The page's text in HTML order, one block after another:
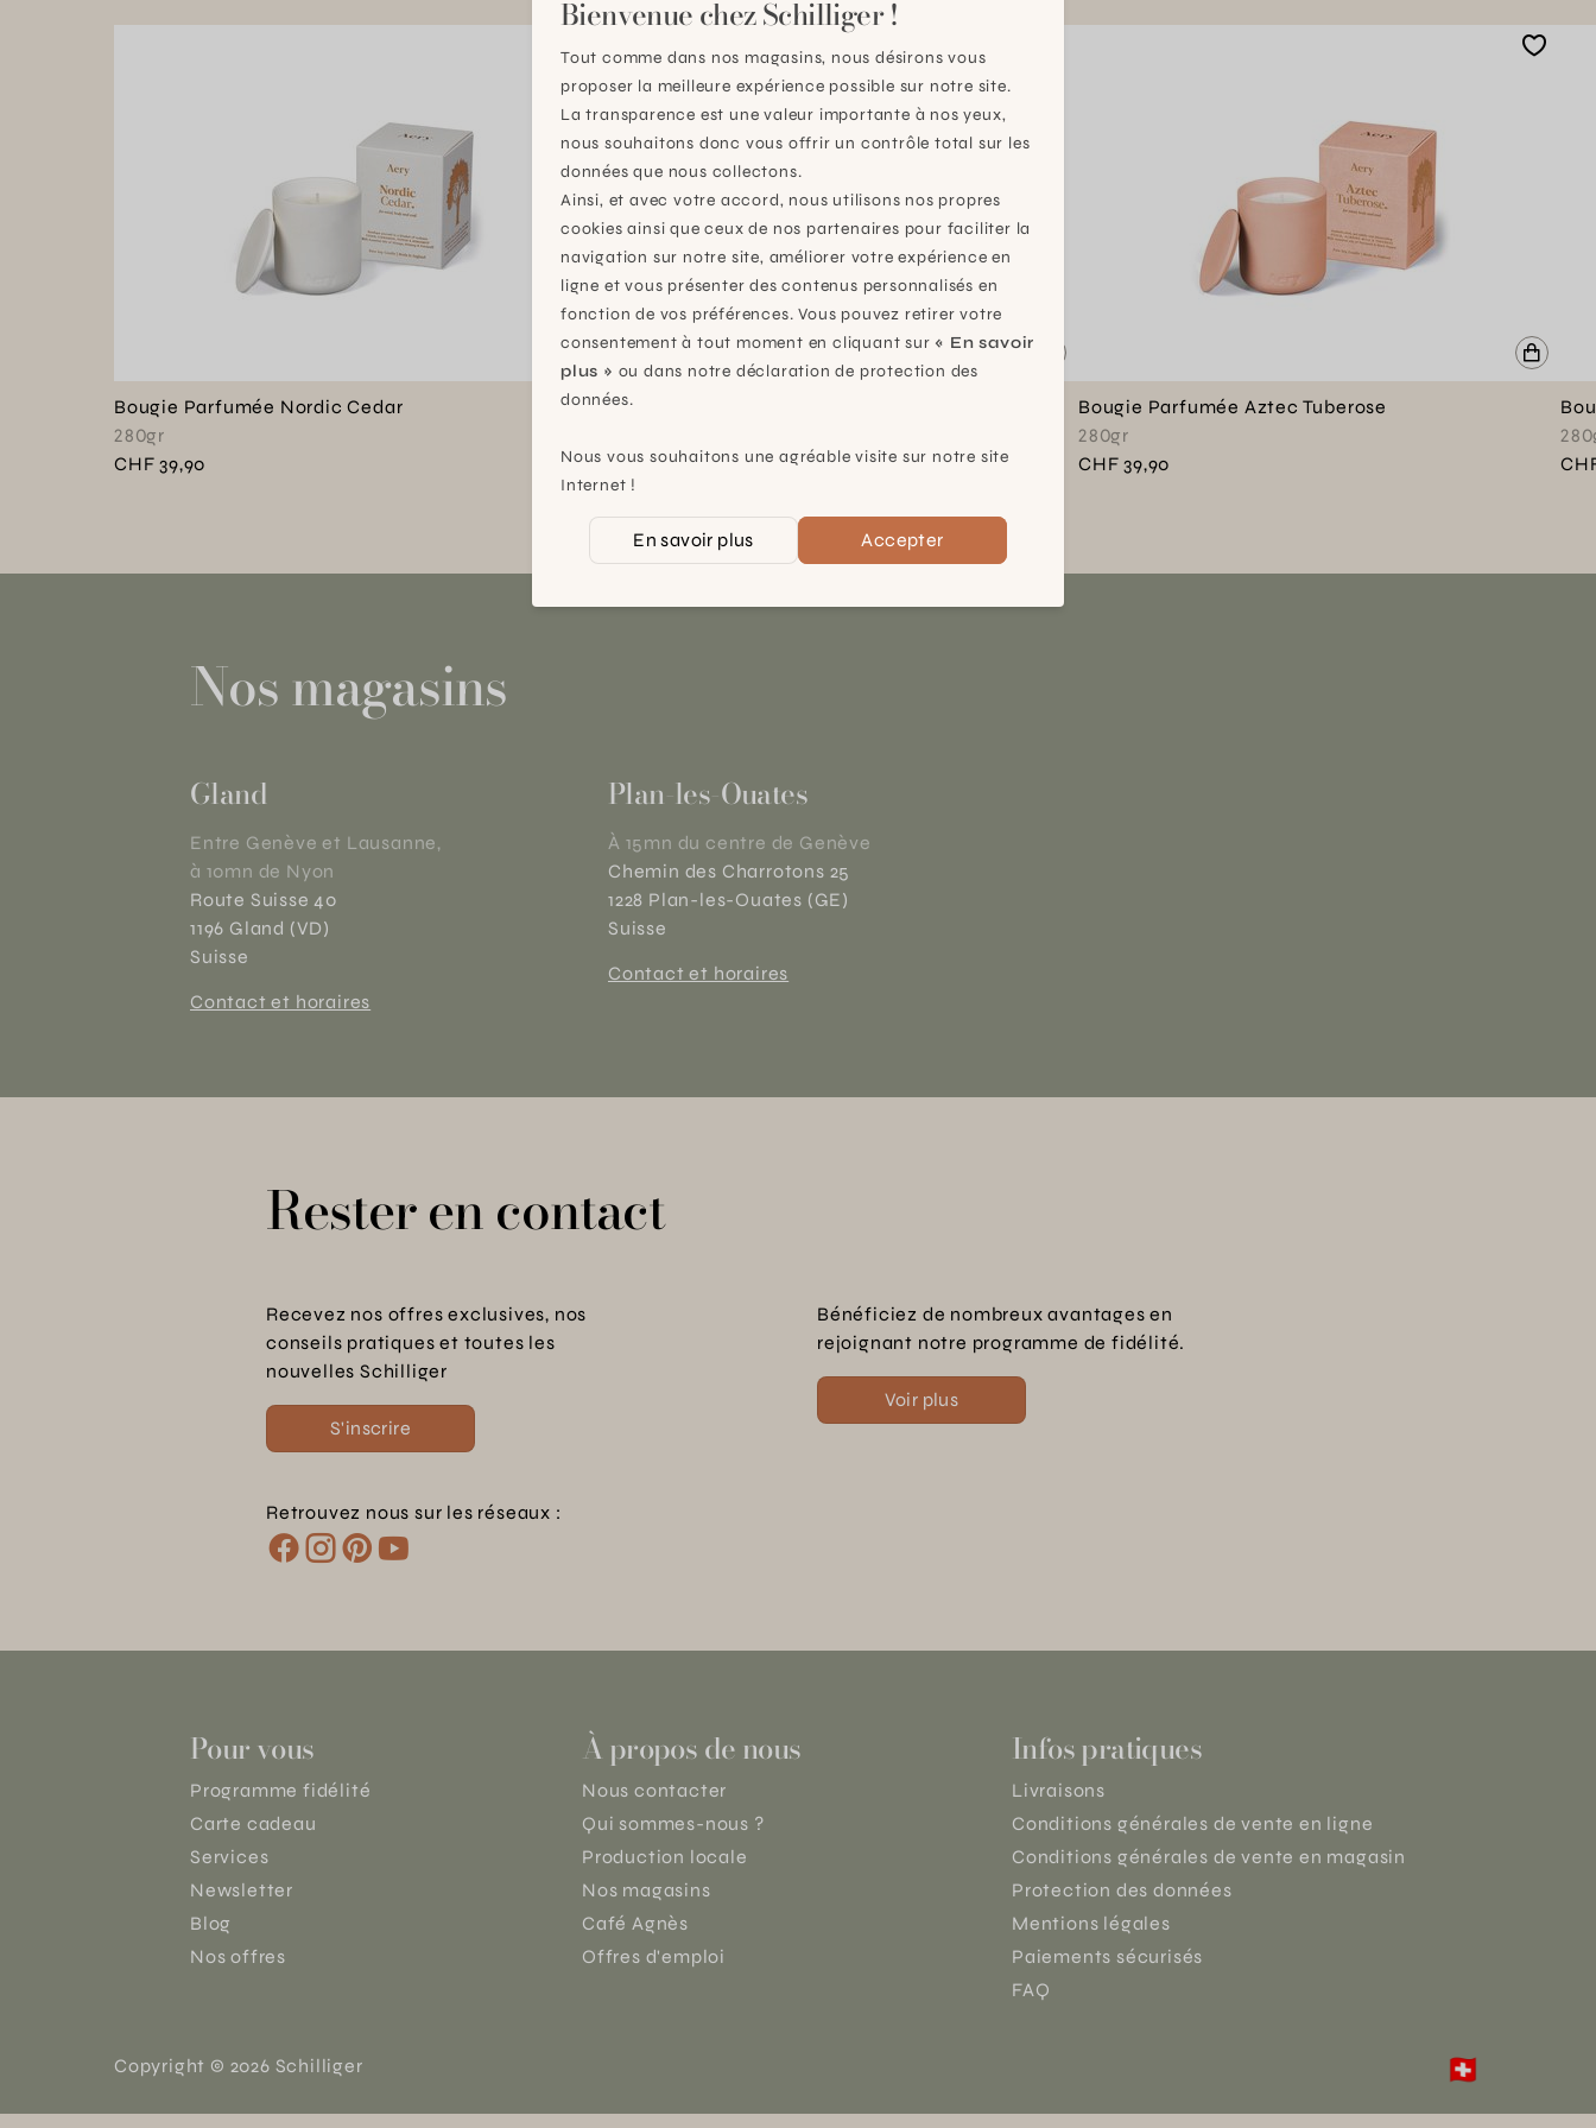
Bougie Parfumée Nordic Cedar
280gr
CHF 39,90
Bougie Parfumée Indian Sandalwood
CHF 39,90
Bougie Parfumée Aztec Tuberose
280gr
CHF 39,90
Nos magasins
Gland
Entre Genève et Lausanne,
à 10mn de Nyon
Route Suisse 40
1196 Gland (VD)
Suisse
Contact et horaires
Plan-les-Ouates
À 15mn du centre de Genève
Chemin des Charrotons 25
1228 Plan-les-Ouates (GE)
Suisse
Contact et horaires
Rester en contact
Recevez nos offres exclusives, nos
conseils pratiques et toutes les
nouvelles Schilliger
S'inscrire
Bénéficiez de nombreux avantages en
rejoignant notre programme de fidélité.
Voir plus
Retrouvez nous sur les réseaux :
Pour vous
Programme fidélité
Carte cadeau
Services
Newsletter
Blog
Nos offres
À propos de nous
Nous contacter
Qui sommes-nous ?
Production locale
Nos magasins
Café Agnès
Offres d'emploi
Infos pratiques
Livraisons
Conditions générales de vente en ligne
Conditions générales de vente en magasin
Protection des données
Mentions légales
Paiements sécurisés
FAQ
Copyright © 2026 Schilliger 🇨🇭
Bienvenue chez Schilliger !
Tout comme dans nos magasins, nous désirons vous
proposer la meilleure expérience possible sur notre site.
La transparence est une valeur importante à nos yeux,
nous souhaitons donc vous offrir un contrôle total sur les
données que nous collectons.
Ainsi, et avec votre accord, nous utilisons nos propres
cookies ainsi que ceux de nos partenaires pour faciliter la
navigation sur notre site, améliorer votre expérience en
ligne et vous présenter des contenus personnalisés en
fonction de vos préférences. Vous pouvez retirer votre
consentement à tout moment en cliquant sur « En savoir
plus » ou dans notre déclaration de protection des
données.
Nous vous souhaitons une agréable visite sur notre site
Internet !
En savoir plus Accepter